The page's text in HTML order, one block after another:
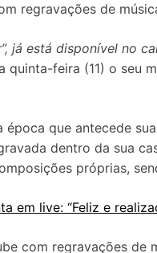
regravações de
já está disponível no
quinta-feira (11) o seu
que antecede
dentro da sua
próprias,
em live: “Feliz e